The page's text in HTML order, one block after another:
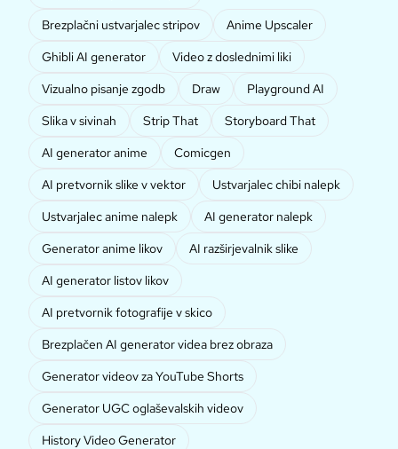
Brezplačni ustvarjalec stripov
Anime Upscaler
Ghibli AI generator
Video z doslednimi liki
Vizualno pisanje zgodb
Draw
Playground AI
Slika v sivinah
Strip That
Storyboard That
AI generator anime
Comicgen
AI pretvornik slike v vektor
Ustvarjalec chibi nalepk
Ustvarjalec anime nalepk
AI generator nalepk
Generator anime likov
AI razširjevalnik slike
AI generator listov likov
AI pretvornik fotografije v skico
Brezplačen AI generator videa brez obraza
Generator videov za YouTube Shorts
Generator UGC oglaševalskih videov
History Video Generator